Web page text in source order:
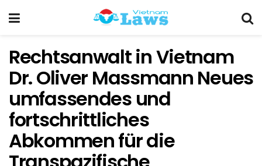
Rechtsanwalt in Vietnam
Dr. Oliver Massmann Neues
umfassendes und
fortschrittliches
Abkommen für die